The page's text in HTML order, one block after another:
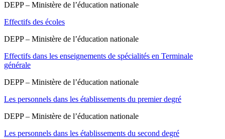
DEPP – Ministère de l’éducation nationale
Effectifs des écoles
DEPP – Ministère de l’éducation nationale
Effectifs dans les enseignements de spécialités en Terminale
générale
DEPP – Ministère de l’éducation nationale
Les personnels dans les établissements du premier degré
DEPP – Ministère de l’éducation nationale
Les personnels dans les établissements du second degré